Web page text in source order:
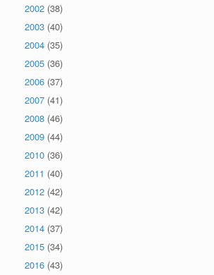
2002 (38)
2003 (40)
2004 (35)
2005 (36)
2006 (37)
2007 (41)
2008 (46)
2009 (44)
2010 (36)
2011 (40)
2012 (42)
2013 (42)
2014 (37)
2015 (34)
2016 (43)